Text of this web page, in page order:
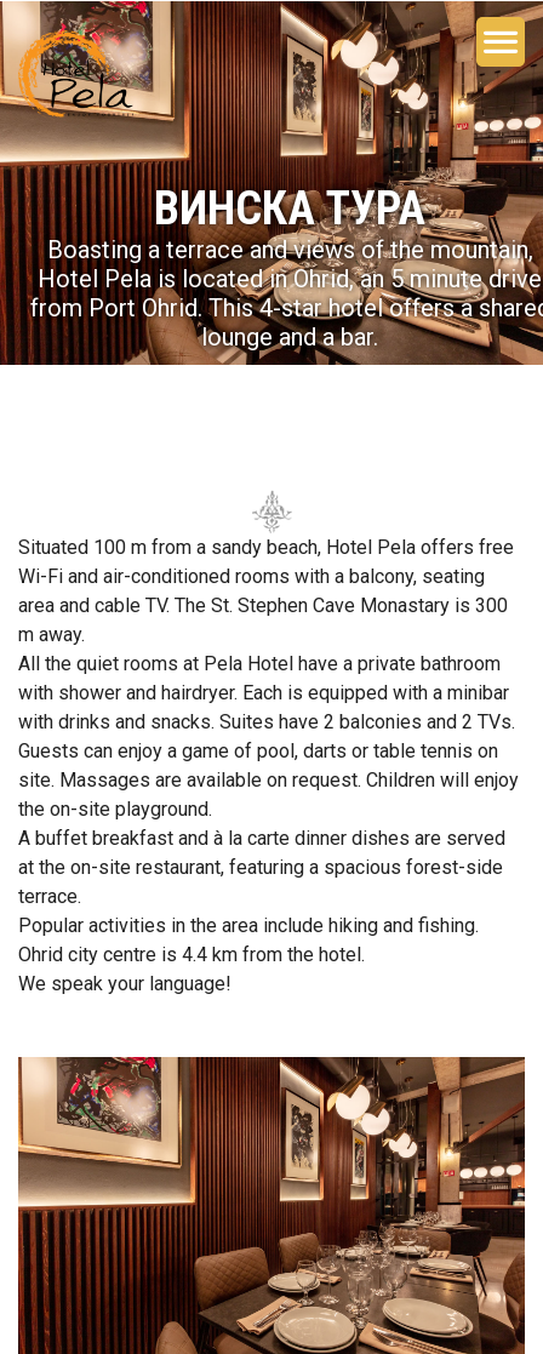
ВИНСКА ТУРА
Boasting a terrace and views of the mountain,
Hotel Pela is located in Ohrid, an 5 minute drive
from Port Ohrid. This 4-star hotel offers a
lounge and a bar.
Situated 100 m from a sandy beach, Hotel Pela offers free
Wi-Fi and air-conditioned rooms with a balcony, seating
area and cable TV. The St. Stephen Cave Monastary is 300
m away.
All the quiet rooms at Pela Hotel have a private bathroom
with shower and hairdryer. Each is equipped with a minibar
with drinks and snacks. Suites have 2 balconies and 2 TVs.
Guests can enjoy a game of pool, darts or table tennis on
site. Massages are available on request. Children will enjoy
the on-site playground.
A buffet breakfast and à la carte dinner dishes are served
at the on-site restaurant, featuring a spacious forest-side
terrace.
Popular activities in the area include hiking and fishing.
Ohrid city centre is 4.4 km from the hotel.
We speak your language!